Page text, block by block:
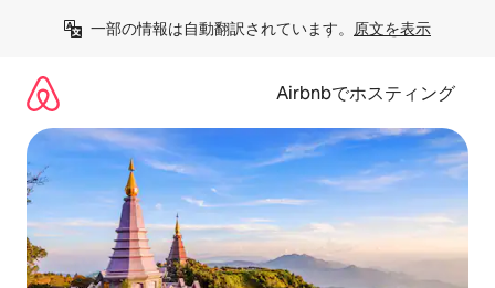
一部の情報は自動翻訳されています。 原文を表示
Airbnbでホスティング